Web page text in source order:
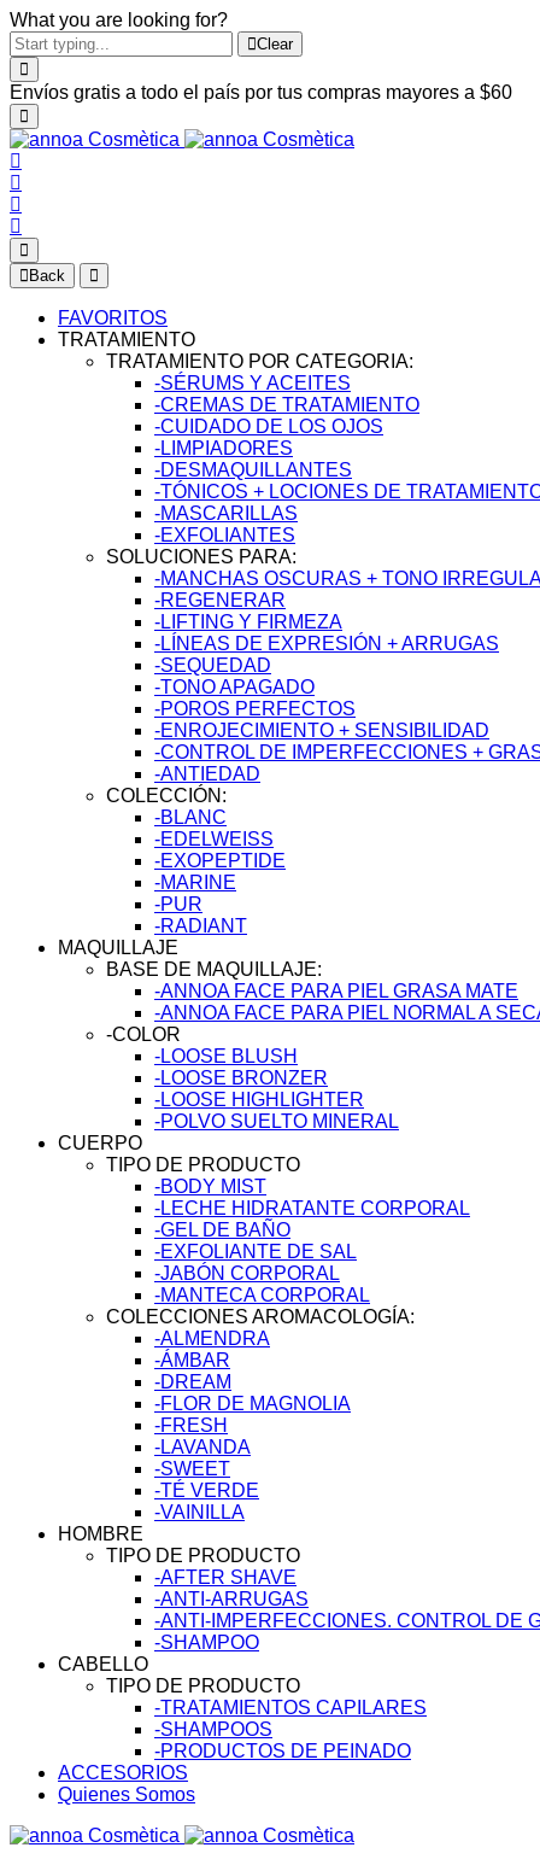
What you are looking for?
Clear
Envíos gratis a todo el país por tus compras mayores a $60
Back
FAVORITOS
TRATAMIENTO
TRATAMIENTO POR CATEGORIA:
-SÉRUMS Y ACEITES
-CREMAS DE TRATAMIENTO
-CUIDADO DE LOS OJOS
-LIMPIADORES
-DESMAQUILLANTES
-TÓNICOS + LOCIONES DE
-MASCARILLAS
-EXFOLIANTES
SOLUCIONES PARA:
-MANCHAS OSCURAS + TONO
-REGENERAR
-LIFTING Y FIRMEZA
-LÍNEAS DE EXPRESIÓN + ARRUGAS
-SEQUEDAD
-TONO APAGADO
-POROS PERFECTOS
-ENROJECIMIENTO + SENSIBILIDAD
-CONTROL DE IMPERFECCIONES +
-ANTIEDAD
COLECCIÓN:
-BLANC
-EDELWEISS
-EXOPEPTIDE
-MARINE
-PUR
-RADIANT
MAQUILLAJE
BASE DE MAQUILLAJE:
-ANNOA FACE PARA PIEL GRASA MATE
-ANNOA FACE PARA PIEL NORMAL A
-COLOR
-LOOSE BLUSH
-LOOSE BRONZER
-LOOSE HIGHLIGHTER
-POLVO SUELTO MINERAL
CUERPO
TIPO DE PRODUCTO
-BODY MIST
-LECHE HIDRATANTE CORPORAL
-GEL DE BAÑO
-EXFOLIANTE DE SAL
-JABÓN CORPORAL
-MANTECA CORPORAL
COLECCIONES AROMACOLOGÍA:
-ALMENDRA
-ÁMBAR
-DREAM
-FLOR DE MAGNOLIA
-FRESH
-LAVANDA
-SWEET
-TÉ VERDE
-VAINILLA
HOMBRE
TIPO DE PRODUCTO
-AFTER SHAVE
-ANTI-ARRUGAS
-ANTI-IMPERFECCIONES. CONTROL DE
-SHAMPOO
CABELLO
TIPO DE PRODUCTO
-TRATAMIENTOS CAPILARES
-SHAMPOOS
-PRODUCTOS DE PEINADO
ACCESORIOS
Quienes Somos